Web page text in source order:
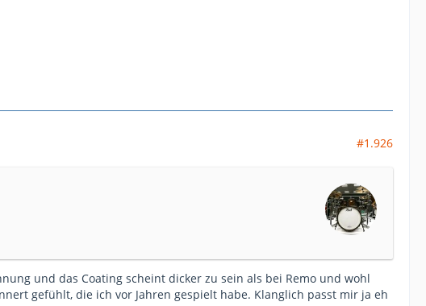
#1.926
und das Coating scheint dicker zu sein als bei Remo und wohl
gefühlt, die ich vor Jahren gespielt habe. Klanglich passt mir ja eh